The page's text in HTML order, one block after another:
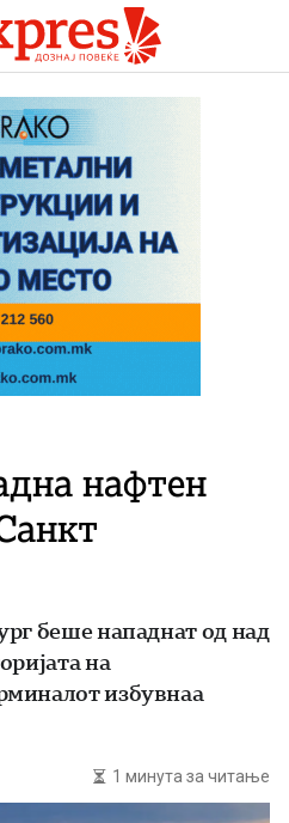
нафтен
беше нападнат од над
на
избувнаа
1 минута за читање